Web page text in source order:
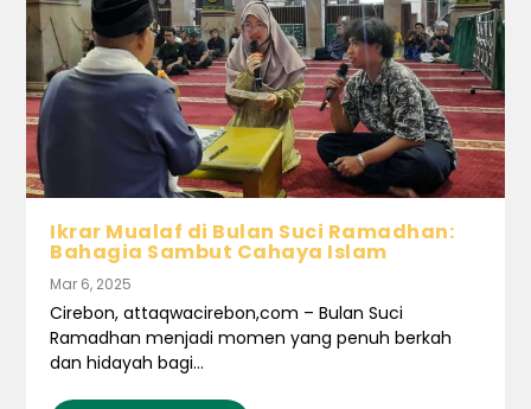
Ikrar Mualaf di Bulan Suci Ramadhan:
Bahagia Sambut Cahaya Islam
Mar 6, 2025
Cirebon, attaqwacirebon,com – Bulan Suci
Ramadhan menjadi momen yang penuh berkah
dan hidayah bagi...